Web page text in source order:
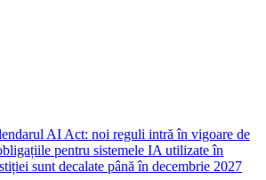
AI Act: noi reguli intră în vigoare de
pentru sistemele IA utilizate în
sunt decalate până în decembrie 2027